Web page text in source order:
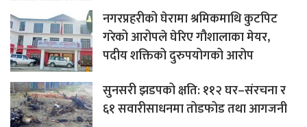
नगरप्रहरीको घेरामा श्रमिकमाथि कुटपिट
गरेको आरोपले घेरिए गौशालाका मेयर,
पदीय शक्तिको दुरुपयोगको आरोप
सुनसरी झडपको क्षति: ११२ घर–संरचना र
६१ सवारीसाधनमा तोडफोड तथा आगजनी